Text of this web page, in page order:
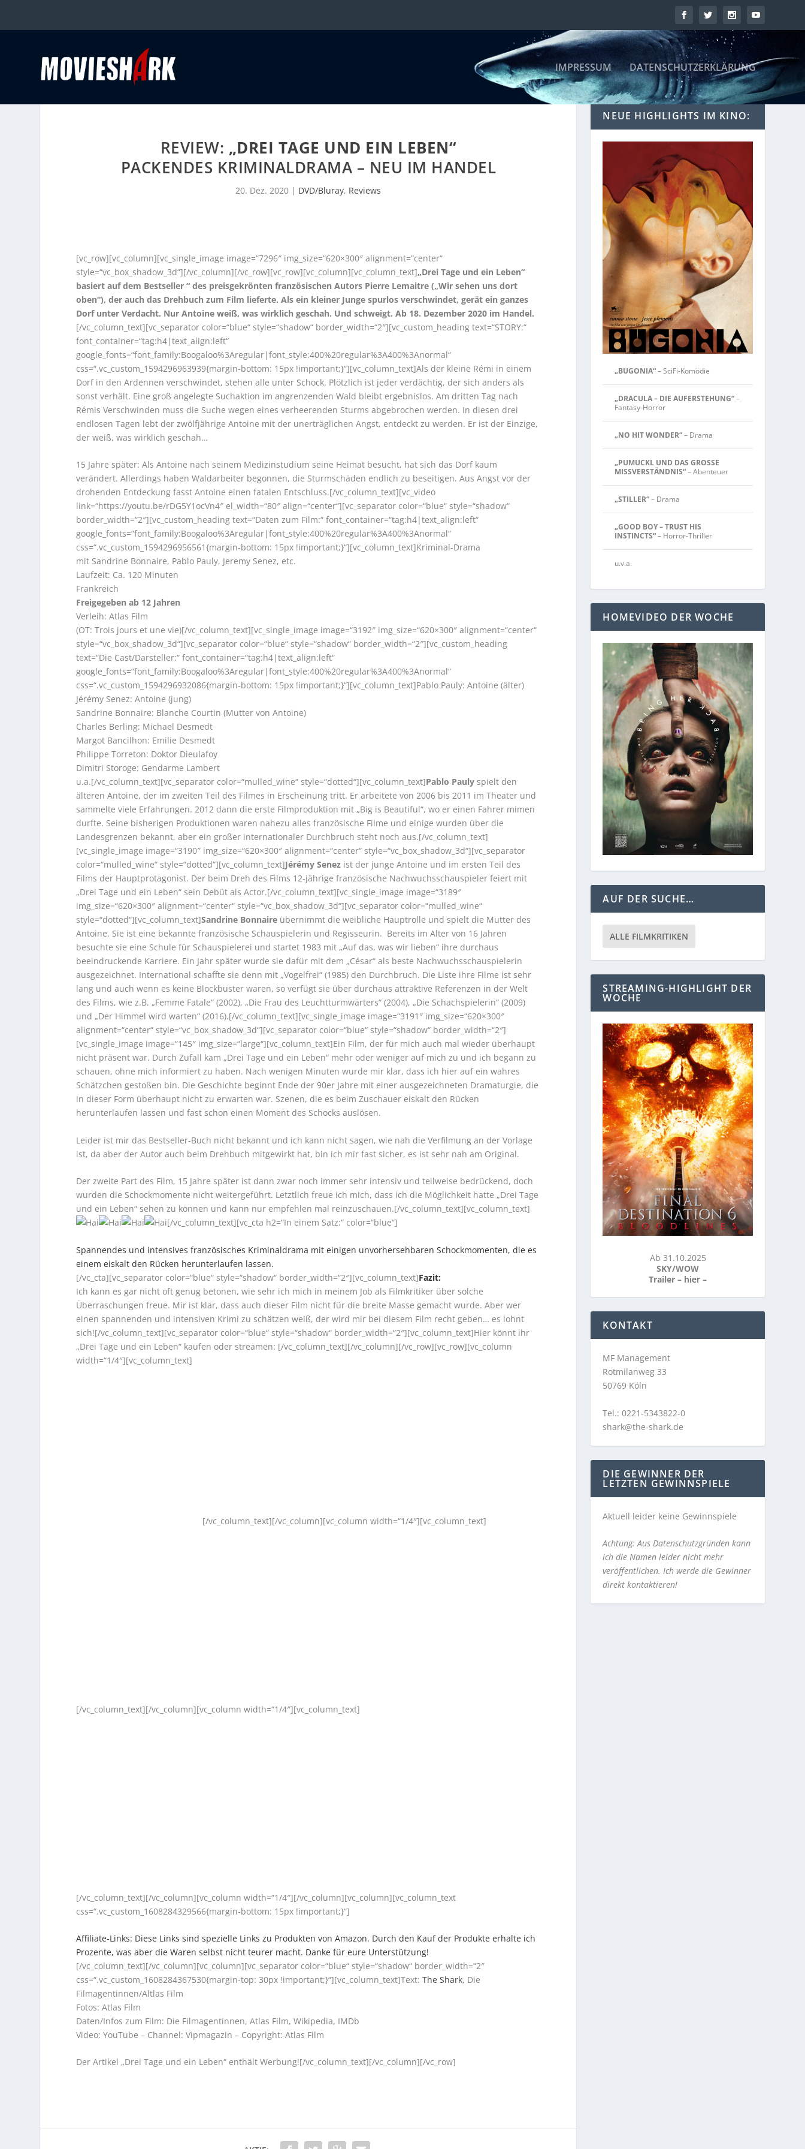
IMPRESSUM DATENSCHUTZERKLÄRUNG
REVIEW: „DREI TAGE UND EIN LEBEN“
PACKENDES KRIMINALDRAMA – NEU IM HANDEL
20. Dez. 2020 | DVD/Bluray, Reviews
[vc_row][vc_column][vc_single_image image=“7296″ img_size=“620×300″ alignment=“center“
style=“vc_box_shadow_3d“][/vc_column][/vc_row][vc_row][vc_column][vc_column_text]„Drei Tage und ein Leben“
basiert auf dem Bestseller “ des preisgekrönten französischen Autors Pierre Lemaitre („Wir sehen uns dort
oben“), der auch das Drehbuch zum Film lieferte. Als ein kleiner Junge spurlos verschwindet, gerät ein ganzes
Dorf unter Verdacht. Nur Antoine weiß, was wirklich geschah. Und schweigt. Ab 18. Dezember 2020 im Handel.
[/vc_column_text][vc_separator color=“blue“ style=“shadow“ border_width=“2″][vc_custom_heading text=“STORY:“
font_container=“tag:h4|text_align:left“
google_fonts=“font_family:Boogaloo%3Aregular|font_style:400%20regular%3A400%3Anormal“
css=“.vc_custom_1594296963939{margin-bottom: 15px !important;}“][vc_column_text]Als der kleine Rémi in einem
Dorf in den Ardennen verschwindet, stehen alle unter Schock. Plötzlich ist jeder verdächtig, der sich anders als
sonst verhält. Eine groß angelegte Suchaktion im angrenzenden Wald bleibt ergebnislos. Am dritten Tag nach
Rémis Verschwinden muss die Suche wegen eines verheerenden Sturms abgebrochen werden. In diesen drei
endlosen Tagen lebt der zwölfjährige Antoine mit der unerträglichen Angst, entdeckt zu werden. Er ist der Einzige,
der weiß, was wirklich geschah…
15 Jahre später: Als Antoine nach seinem Medizinstudium seine Heimat besucht, hat sich das Dorf kaum
verändert. Allerdings haben Waldarbeiter begonnen, die Sturmschäden endlich zu beseitigen. Aus Angst vor der
drohenden Entdeckung fasst Antoine einen fatalen Entschluss.[/vc_column_text][vc_video
link=“https://youtu.be/rDG5Y1ocVn4″ el_width=“80″ align=“center“][vc_separator color=“blue“ style=“shadow“
border_width=“2″][vc_custom_heading text=“Daten zum Film:“ font_container=“tag:h4|text_align:left“
google_fonts=“font_family:Boogaloo%3Aregular|font_style:400%20regular%3A400%3Anormal“
css=“.vc_custom_1594296956561{margin-bottom: 15px !important;}“][vc_column_text]Kriminal-Drama
mit Sandrine Bonnaire, Pablo Pauly, Jeremy Senez, etc.
Laufzeit: Ca. 120 Minuten
Frankreich
Freigegeben ab 12 Jahren
Verleih: Atlas Film
(OT: Trois jours et une vie)[/vc_column_text][vc_single_image image=“3192″ img_size=“620×300″ alignment=“center“
style=“vc_box_shadow_3d“][vc_separator color=“blue“ style=“shadow“ border_width=“2″][vc_custom_heading
text=“Die Cast/Darsteller:“ font_container=“tag:h4|text_align:left“
google_fonts=“font_family:Boogaloo%3Aregular|font_style:400%20regular%3A400%3Anormal“
css=“.vc_custom_1594296932086{margin-bottom: 15px !important;}“][vc_column_text]Pablo Pauly: Antoine (älter)
Jérémy Senez: Antoine (jung)
Sandrine Bonnaire: Blanche Courtin (Mutter von Antoine)
Charles Berling: Michael Desmedt
Margot Bancilhon: Emilie Desmedt
Philippe Torreton: Doktor Dieulafoy
Dimitri Storoge: Gendarme Lambert
u.a.[/vc_column_text][vc_separator color=“mulled_wine“ style=“dotted“][vc_column_text]Pablo Pauly spielt den
älteren Antoine, der im zweiten Teil des Filmes in Erscheinung tritt. Er arbeitete von 2006 bis 2011 im Theater und
sammelte viele Erfahrungen. 2012 dann die erste Filmproduktion mit „Big is Beautiful“, wo er einen Fahrer mimen
durfte. Seine bisherigen Produktionen waren nahezu alles französische Filme und einige wurden über die
Landesgrenzen bekannt, aber ein großer internationaler Durchbruch steht noch aus.[/vc_column_text]
[vc_single_image image=“3190″ img_size=“620×300″ alignment=“center“ style=“vc_box_shadow_3d“][vc_separator
color=“mulled_wine“ style=“dotted“][vc_column_text]Jérémy Senez ist der junge Antoine und im ersten Teil des
Films der Hauptprotagonist. Der beim Dreh des Films 12-jährige französische Nachwuchsschauspieler feiert mit
„Drei Tage und ein Leben“ sein Debüt als Actor.[/vc_column_text][vc_single_image image=“3189″
img_size=“620×300″ alignment=“center“ style=“vc_box_shadow_3d“][vc_separator color=“mulled_wine“
style=“dotted“][vc_column_text]Sandrine Bonnaire übernimmt die weibliche Hauptrolle und spielt die Mutter des
Antoine. Sie ist eine bekannte französische Schauspielerin und Regisseurin. Bereits im Alter von 16 Jahren
besuchte sie eine Schule für Schauspielerei und startet 1983 mit „Auf das, was wir lieben“ ihre durchaus
beeindruckende Karriere. Ein Jahr später wurde sie dafür mit dem „César“ als beste Nachwuchsschauspielerin
ausgezeichnet. International schaffte sie denn mit „Vogelfrei“ (1985) den Durchbruch. Die Liste ihre Filme ist sehr
lang und auch wenn es keine Blockbuster waren, so verfügt sie über durchaus attraktive Referenzen in der Welt
des Films, wie z.B. „Femme Fatale“ (2002), „Die Frau des Leuchtturmwärters“ (2004), „Die Schachspielerin“ (2009)
und „Der Himmel wird warten“ (2016).[/vc_column_text][vc_single_image image=“3191″ img_size=“620×300″
alignment=“center“ style=“vc_box_shadow_3d“][vc_separator color=“blue“ style=“shadow“ border_width=“2″]
[vc_single_image image=“145″ img_size=“large“][vc_column_text]Ein Film, der für mich auch mal wieder überhaupt
nicht präsent war. Durch Zufall kam „Drei Tage und ein Leben“ mehr oder weniger auf mich zu und ich begann zu
schauen, ohne mich informiert zu haben. Nach wenigen Minuten wurde mir klar, dass ich hier auf ein wahres
Schätzchen gestoßen bin. Die Geschichte beginnt Ende der 90er Jahre mit einer ausgezeichneten Dramaturgie, die
in dieser Form überhaupt nicht zu erwarten war. Szenen, die es beim Zuschauer eiskalt den Rücken
herunterlaufen lassen und fast schon einen Moment des Schocks auslösen.
Leider ist mir das Bestseller-Buch nicht bekannt und ich kann nicht sagen, wie nah die Verfilmung an der Vorlage
ist, da aber der Autor auch beim Drehbuch mitgewirkt hat, bin ich mir fast sicher, es ist sehr nah am Original.
Der zweite Part des Film, 15 Jahre später ist dann zwar noch immer sehr intensiv und teilweise bedrückend, doch
wurden die Schockmomente nicht weitergeführt. Letztlich freue ich mich, dass ich die Möglichkeit hatte „Drei Tage
und ein Leben“ sehen zu können und kann nur empfehlen mal reinzuschauen.[/vc_column_text][vc_column_text]
[/vc_column_text][vc_cta h2=“In einem Satz:“ color=“blue“]
Spannendes und intensives französisches Kriminaldrama mit einigen unvorhersehbaren Schockmomenten, die es
einem eiskalt den Rücken herunterlaufen lassen.
[/vc_cta][vc_separator color=“blue“ style=“shadow“ border_width=“2″][vc_column_text]Fazit:
Ich kann es gar nicht oft genug betonen, wie sehr ich mich in meinem Job als Filmkritiker über solche
Überraschungen freue. Mir ist klar, dass auch dieser Film nicht für die breite Masse gemacht wurde. Aber wer
einen spannenden und intensiven Krimi zu schätzen weiß, der wird mir bei diesem Film recht geben… es lohnt
sich![/vc_column_text][vc_separator color=“blue“ style=“shadow“ border_width=“2″][vc_column_text]Hier könnt ihr
„Drei Tage und ein Leben“ kaufen oder streamen: [/vc_column_text][/vc_column][/vc_row][vc_row][vc_column
width=“1/4″][vc_column_text]
[/vc_column_text][/vc_column][vc_column width=“1/4″][vc_column_text]
[/vc_column_text][/vc_column][vc_column width=“1/4″][vc_column_text]
[/vc_column_text][/vc_column][vc_column width=“1/4″][/vc_column][vc_column][vc_column_text
css=“.vc_custom_1608284329566{margin-bottom: 15px !important;}“]
Affiliate-Links: Diese Links sind spezielle Links zu Produkten von Amazon. Durch den Kauf der Produkte erhalte ich
Prozente, was aber die Waren selbst nicht teurer macht. Danke für eure Unterstützung!
[/vc_column_text][/vc_column][vc_column][vc_separator color=“blue“ style=“shadow“ border_width=“2″
css=“.vc_custom_1608284367530{margin-top: 30px !important;}“][vc_column_text]Text:The Shark, Die
Filmagentinnen/Altlas Film
Fotos: Atlas Film
Daten/Infos zum Film: Die Filmagentinnen, Atlas Film, Wikipedia, IMDb
Video: YouTube – Channel: Vipmagazin – Copyright: Atlas Film
Der Artikel „Drei Tage und ein Leben“ enthält Werbung![/vc_column_text][/vc_column][/vc_row]
NEUE HIGHLIGHTS IM KINO:
„BUGONIA“– SciFi-Komödie
„DRACULA – DIE AUFERSTEHUNG“–
Fantasy-Horror
„NO HIT WONDER“– Drama
„PUMUCKL UND DAS GROSSE
MISSVERSTÄNDNIS“– Abenteuer
„STILLER“– Drama
„GOOD BOY – TRUST HIS
INSTINCTS“– Horror-Thriller
u.v.a.
HOMEVIDEO DER WOCHE
AUF DER SUCHE…
ALLE FILMKRITIKEN
STREAMING-HIGHLIGHT DER
WOCHE
Ab 31.10.2025
SKY/WOW
Trailer – hier–
KONTAKT
MF Management
Rotmilanweg 33
50769 Köln
Tel.: 0221-5343822-0
shark@the-shark.de
DIE GEWINNER DER
LETZTEN GEWINNSPIELE
Aktuell leider keine Gewinnspiele
Achtung: Aus Datenschutzgründen kann
ich die Namen leider nicht mehr
veröffentlichen. Ich werde die Gewinner
direkt kontaktieren!